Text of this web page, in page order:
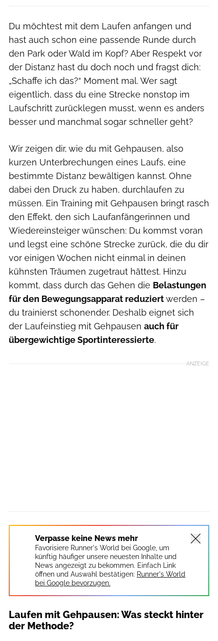
Du möchtest mit dem Laufen anfangen und
hast auch schon eine passende Runde durch
den Park oder Wald im Kopf? Aber Respekt vor
der Distanz hast du doch noch und fragst dich:
„Schaffe ich das?“ Moment mal. Wer sagt
eigentlich, dass du eine Strecke nonstop im
Laufschritt zurücklegen musst, wenn es anders
besser und manchmal sogar schneller geht?
Wir zeigen dir, wie du mit Gehpausen, also
kurzen Unterbrechungen eines Laufs, eine
bestimmte Distanz bewältigen kannst. Ohne
dabei den Druck zu haben, durchlaufen zu
müssen. Ein Training mit Gehpausen bringt rasch
den Effekt, den sich Laufanfängerinnen und
Wiedereinsteiger wünschen: Du kommst voran
und legst eine schöne Strecke zurück, die du dir
vor einigen Wochen nicht einmal in deinen
kühnsten Träumen zugetraut hättest. Hinzu
kommt, dass durch das Gehen die Belastungen
für den Bewegungsapparat reduziertwerden –
du trainierst schonender. Deshalb eignet sich
der Laufeinstieg mit Gehpausen auch für
übergewichtige Sportinteressierte.
ANZEIGE
Verpasse keine News mehr
Favorisiere Runner's World bei Google, um
künftig häufiger unsere neuesten Inhalte und
News angezeigt zu bekommen. Einfach Link
öffnen und Auswahl bestätigen: Runner's World
bei Google bevorzugen.
Laufen mit Gehpausen: Was steckt hinter
der Methode?